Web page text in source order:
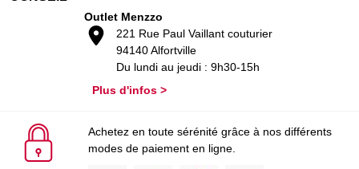
Outlet Menzzo
221 Rue Paul Vaillant couturier
94140 Alfortville
Du lundi au jeudi : 9h30-15h
Plus d'infos >
Achetez en toute sérénité grâce à nos différents
modes de paiement en ligne.